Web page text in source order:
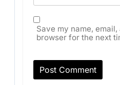
Save my name,
browser for the next